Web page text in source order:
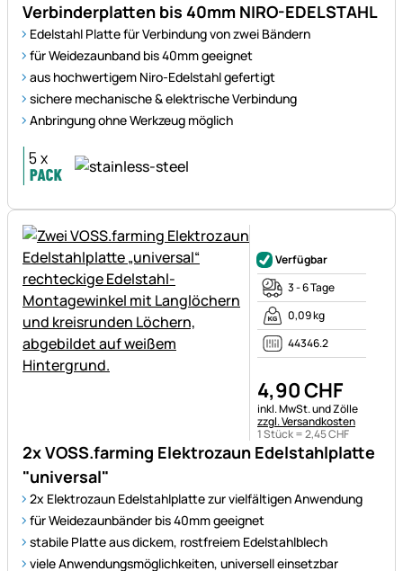
Verbinderplatten bis 40mm NIRO-EDELSTAHL
Edelstahl Platte für Verbindung von zwei Bändern
für Weidezaunband bis 40mm geeignet
aus hochwertigem Niro-Edelstahl gefertigt
sichere mechanische & elektrische Verbindung
Anbringung ohne Werkzeug möglich
2x VOSS.farming Elektrozaun Edelstahlplatte
"universal"
2x Elektrozaun Edelstahlplatte zur vielfältigen Anwendung
für Weidezaunbänder bis 40mm geeignet
stabile Platte aus dickem, rostfreiem Edelstahlblech
viele Anwendungsmöglichkeiten, universell einsetzbar
Verfügbar
3 - 6 Tage
0,09 kg
44346.2
4,90CHF
Steuerhinweis:
inkl. MwSt. und Zölle
zzgl. Versandkosten
1 Stück =2,45CHF